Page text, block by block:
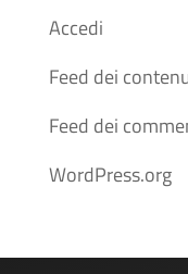
Accedi
Feed dei
Feed dei
WordPress.org